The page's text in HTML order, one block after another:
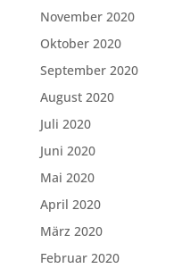
November 2020
Oktober 2020
September 2020
August 2020
Juli 2020
Juni 2020
Mai 2020
April 2020
März 2020
Februar 2020